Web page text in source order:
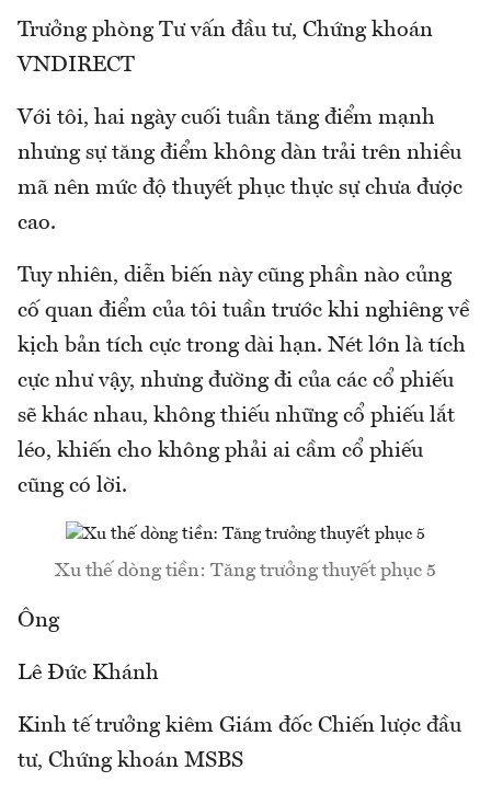
Trưởng phòng Tư vấn đầu tư, Chứng khoán
VNDIRECT
Với tôi, hai ngày cuối tuần tăng điểm mạnh
nhưng sự tăng điểm không dàn trải trên nhiều
mã nên mức độ thuyết phục thực sự chưa được
cao.
Tuy nhiên, diễn biến này cũng phần nào củng
cố quan điểm của tôi tuần trước khi nghiêng về
kịch bản tích cực trong dài hạn. Nét lớn là tích
cực như vậy, nhưng đường đi của các cổ phiếu
sẽ khác nhau, không thiếu những cổ phiếu lắt
léo, khiến cho không phải ai cầm cổ phiếu
cũng có lời.
Xu thế dòng tiền: Tăng trưởng thuyết phục 5
Ông
Lê Đức Khánh
Kinh tế trưởng kiêm Giám đốc Chiến lược đầu
tư, Chứng khoán MSBS